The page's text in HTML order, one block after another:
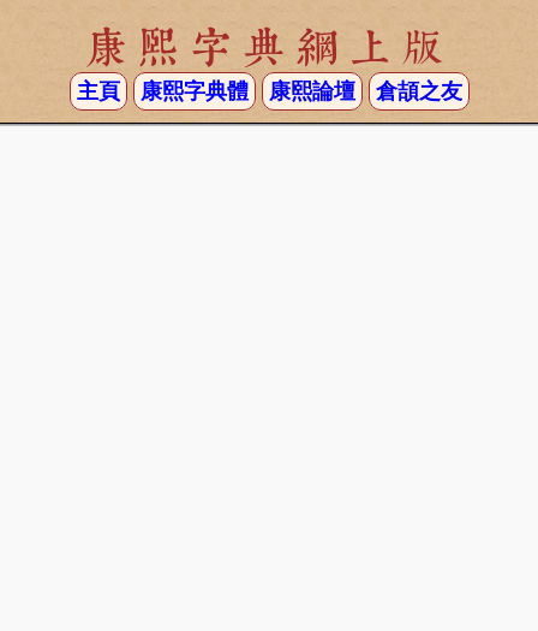
康熙字典網上版
主頁 康熙字典體 康熙論壇 倉頡之友